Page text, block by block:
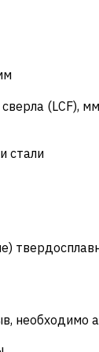
(LCF), мм
стали
необходимо